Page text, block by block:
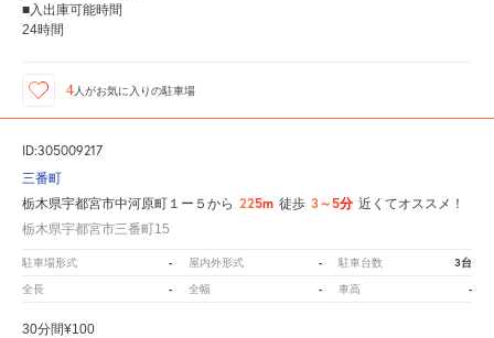
■入出庫可能時間
24時間
4 人がお気に入りの駐車場
ID:305009217
三番町
栃木県宇都宮市中河原町１ー５から 225m 徒歩 3～5分 近くてオススメ！
栃木県宇都宮市三番町15
駐車場形式 - 屋内外形式 - 駐車台数 3台
全長 - 全幅 - 車高 -
30分間¥100